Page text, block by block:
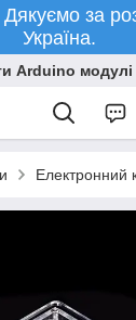
Дякуємо за
Україна.
Arduino модулі
Електронний